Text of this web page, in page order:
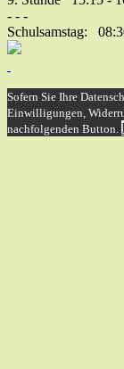
- - -
Schulsamstag:
Sofern Sie Ihre
Einwilligungen,
nachfolgenden Button.